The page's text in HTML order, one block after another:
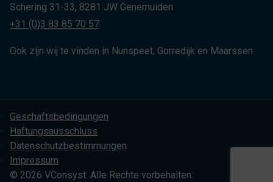
Schering 31-33, 8281 JW Genemuiden
+31 (0)3 83 85 70 57
Ook zijn wij te vinden in Nunspeet, Gorredijk en Maarssen
© 2026 VConsyst. Alle Rechte vorbehalten.
Geschaftsbedingungen
Haftungsausschluss
Datenschutzbestimmungen
Impressum